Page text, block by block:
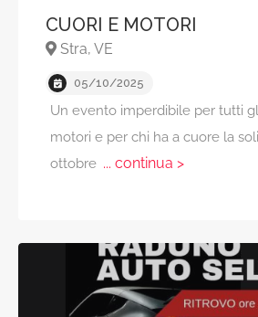
CUORI E MOTORI
Stra, VE
05/10/2025
Un evento imperdibile per tutti
motori e per chi ha a cuore la
ottobre... continua >